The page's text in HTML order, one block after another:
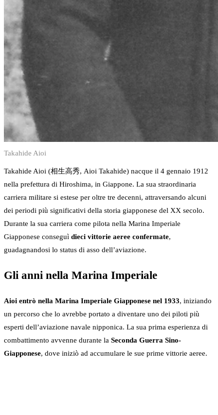
Takahide Aioi
Takahide Aioi (相生高秀, Aioi Takahide) nacque il 4 gennaio 1912
nella prefettura di Hiroshima, in Giappone. La sua straordinaria
carriera militare si estese per oltre tre decenni, attraversando alcuni
dei periodi più significativi della storia giapponese del XX secolo.
Durante la sua carriera come pilota nella Marina Imperiale
Giapponese conseguì dieci vittorie aeree confermate,
guadagnandosi lo status di asso dell’aviazione.
Gli anni nella Marina Imperiale
Aioi entrò nella Marina Imperiale Giapponese nel 1933, iniziando
un percorso che lo avrebbe portato a diventare uno dei piloti più
esperti dell’aviazione navale nipponica. La sua prima esperienza di
combattimento avvenne durante la Seconda Guerra Sino-
Giapponese, dove iniziò ad accumulare le sue prime vittorie aeree.